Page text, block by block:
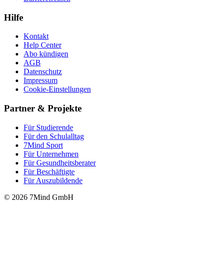
Hilfe
Kontakt
Help Center
Abo kündigen
AGB
Datenschutz
Impressum
Cookie-Einstellungen
Partner & Projekte
Für Stu­die­rende
Für den Schulalltag
7Mind Sport
Für Unter­neh­men
Für Gesund­heits­be­ra­ter
Für Beschäftigte
Für Auszubildende
© 2026 7Mind GmbH